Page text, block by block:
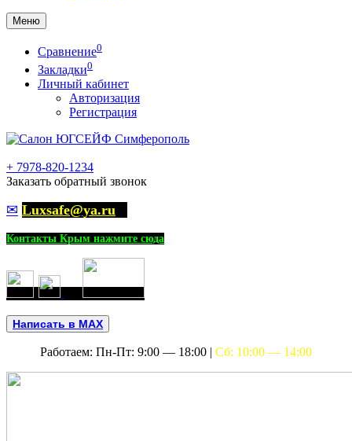
Меню
Сравнение0
Закладки0
Личный кабинет
Авторизация
Регистрация
+ 7978-820-1234
Заказать обратный звонок
✉ Luxsafe@ya.ru
Контакты Крым нажмите сюда
Написать в MAX
Работаем: Пн-Пт: 9:00 — 18:00 | Сб: 10:00 — 14:00